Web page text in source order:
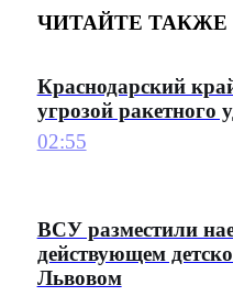
ЧИТАЙТЕ ТАКЖЕ
Краснодарский
угрозой ракетного
02:55
ВСУ разместили
действующем
Львовом